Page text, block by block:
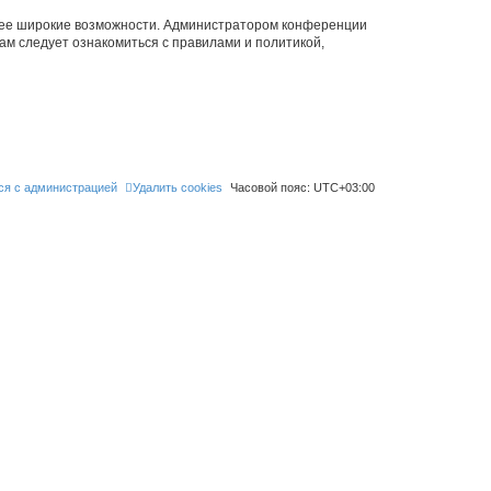
широкие возможности. Администратором конференции
следует ознакомиться с правилами и политикой,
Часовой пояс: UTC+03:00
Удалить cookies
с администрацией